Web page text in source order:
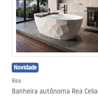
Normalmente têm forma
banheiras ovais também
popularidade entre os
Novidade
Rea
Banheira autônoma Rea Celia